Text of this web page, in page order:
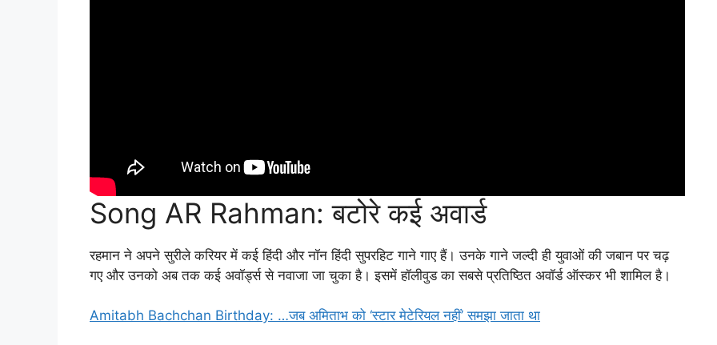
Song AR Rahman: बटोरे कई अवार्ड
रहमान ने अपने सुरीले करियर में कई हिंदी और नॉन हिंदी सुपरहिट गाने गाए हैं। उनके गाने जल्दी ही युवाओं की जबान पर चढ़
गए और उनको अब तक कई अवॉर्ड्स से नवाजा जा चुका है। इसमें हॉलीवुड का सबसे प्रतिष्ठित अवॉर्ड ऑस्कर भी शामिल है।
Amitabh Bachchan Birthday: …जब अमिताभ को ‘स्टार मेटेरियल नहीं’ समझा जाता था